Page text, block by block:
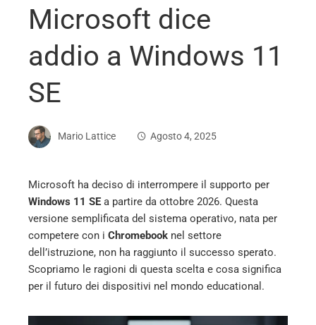
Microsoft dice
addio a Windows 11
SE
Mario Lattice Agosto 4, 2025
Microsoft ha deciso di interrompere il supporto per
Windows 11 SE a partire da ottobre 2026. Questa
versione semplificata del sistema operativo, nata per
competere con i Chromebook nel settore
dell’istruzione, non ha raggiunto il successo sperato.
Scopriamo le ragioni di questa scelta e cosa significa
per il futuro dei dispositivi nel mondo educational.